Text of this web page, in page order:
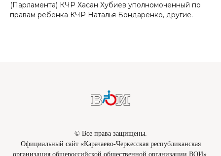
(Парламента) КЧР Хасан Хубиев уполномоченный по
правам ребенка КЧР Наталья Бондаренко, другие.
© Все права защищены.
Официальный сайт «Карачаево-Черкесская республиканская
организация общероссийской общественной организации ВОИ».